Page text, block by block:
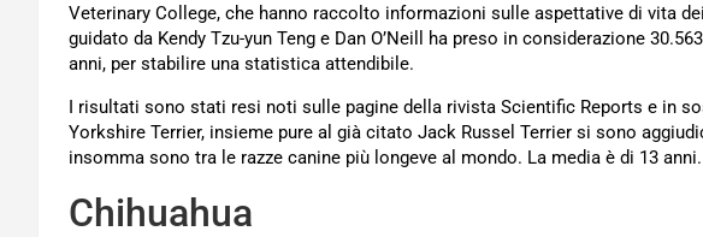
Veterinary College, che hanno raccolto informazioni sulle aspettative di vita
guidato da Kendy Tzu-yun Teng e Dan O’Neill ha preso in considerazione
anni, per stabilire una statistica attendibile.
I risultati sono stati resi noti sulle pagine della rivista Scientific Reports e in
Yorkshire Terrier, insieme pure al già citato Jack Russel Terrier si sono
insomma sono tra le razze canine più longeve al mondo. La media è di 13 anni.
Chihuahua